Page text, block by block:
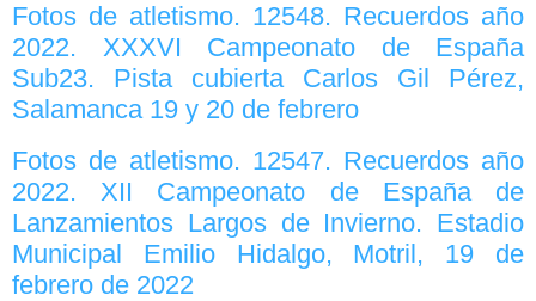
Fotos de atletismo. 12548. Recuerdos año
2022. XXXVI Campeonato de España
Sub23. Pista cubierta Carlos Gil Pérez,
Salamanca 19 y 20 de febrero
Fotos de atletismo. 12547. Recuerdos año
2022. XII Campeonato de España de
Lanzamientos Largos de Invierno. Estadio
Municipal Emilio Hidalgo, Motril, 19 de
febrero de 2022